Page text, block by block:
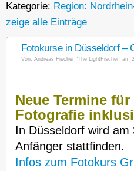
Kategorie: Region:
zeige alle Einträge
Fotokurse in Düsseldorf –
Von: Andreas Fischer "The LightFischer" am
Neue Termine
Fotografie
In Düsseldorf wird
Anfänger stattfinden.
Infos zum Fotokurs